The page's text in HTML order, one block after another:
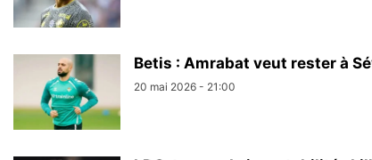
Betis : Amrabat veut rester à
20 mai 2026 - 21:00